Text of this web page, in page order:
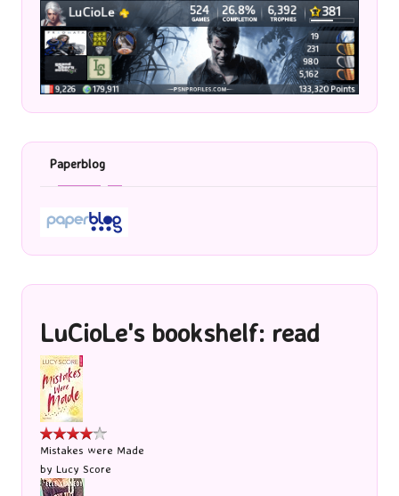
Paperblog
LuCioLe's bookshelf: read
Mistakes were Made
by Lucy Score